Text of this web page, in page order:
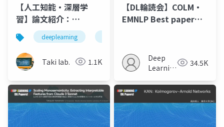
【人工知能・深層学
習】論文紹介：
Interpreting vision
transformers via
residual
replacement model
deeplearning
Taki lab. 1.1K
【DL輪読会】COLM・
EMNLP Best paper紹
Deep
Learning
34.5K